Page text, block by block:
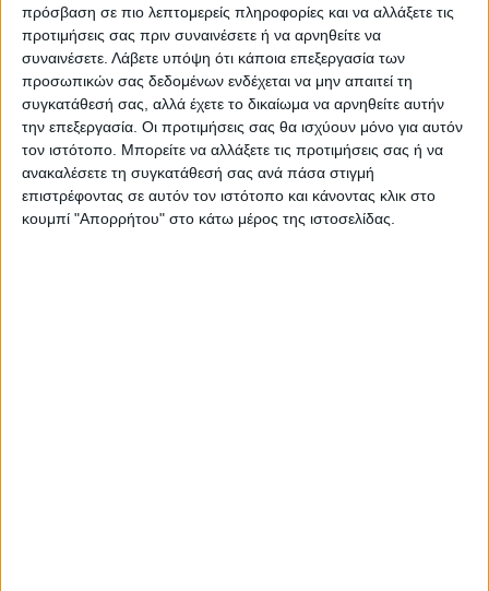
πρόσβαση σε πιο λεπτομερείς πληροφορίες και να αλλάξετε τις
προτιμήσεις σας πριν συναινέσετε ή να αρνηθείτε να
συναινέσετε. Λάβετε υπόψη ότι κάποια επεξεργασία των
προσωπικών σας δεδομένων ενδέχεται να μην απαιτεί τη
συγκατάθεσή σας, αλλά έχετε το δικαίωμα να αρνηθείτε αυτήν
την επεξεργασία. Οι προτιμήσεις σας θα ισχύουν μόνο για αυτόν
τον ιστότοπο. Μπορείτε να αλλάξετε τις προτιμήσεις σας ή να
ανακαλέσετε τη συγκατάθεσή σας ανά πάσα στιγμή
επιστρέφοντας σε αυτόν τον ιστότοπο και κάνοντας κλικ στο
κουμπί "Απορρήτου" στο κάτω μέρος της ιστοσελίδας.
1. Ζητάμε από την Κυβέρνηση να
προχωρήσει άμεσα στη θεσμική
κατοχύρωση της συνέχισης της λειτουργίας
των Κέντρων Πρόληψης μετά το 2027,
διασφαλίζοντας τη διοικητική τους
συνέχεια.
2. Καλούμε τα συναρμόδια Υπουργεία